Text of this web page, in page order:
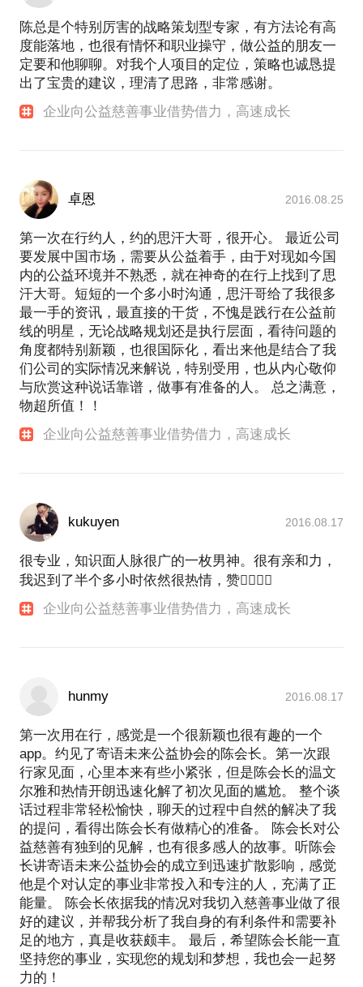
陈总是个特别厉害的战略策划型专家，有方法论有高
度能落地，也很有情怀和职业操守，做公益的朋友一
定要和他聊聊。对我个人项目的定位，策略也诚恳提
出了宝贵的建议，理清了思路，非常感谢。
企业向公益慈善事业借势借力，高速成长
卓恩 2016.08.25
第一次在行约人，约的思汗大哥，很开心。 最近公司
要发展中国市场，需要从公益着手，由于对现如今国
内的公益环境并不熟悉，就在神奇的在行上找到了思
汗大哥。短短的一个多小时沟通，思汗哥给了我很多
最一手的资讯，最直接的干货，不愧是践行在公益前
线的明星，无论战略规划还是执行层面，看待问题的
角度都特别新颖，也很国际化，看出来他是结合了我
们公司的实际情况来解说，特别受用，也从内心敬仰
与欣赏这种说话靠谱，做事有准备的人。 总之满意，
物超所值！！
企业向公益慈善事业借势借力，高速成长
kukuyen 2016.08.17
很专业，知识面人脉很广的一枚男神。很有亲和力，
我迟到了半个多小时依然很热情，赞👍🏻👍🏻
企业向公益慈善事业借势借力，高速成长
hunmy 2016.08.17
第一次用在行，感觉是一个很新颖也很有趣的一个
app。约见了寄语未来公益协会的陈会长。第一次跟
行家见面，心里本来有些小紧张，但是陈会长的温文
尔雅和热情开朗迅速化解了初次见面的尴尬。 整个谈
话过程非常轻松愉快，聊天的过程中自然的解决了我
的提问，看得出陈会长有做精心的准备。 陈会长对公
益慈善有独到的见解，也有很多感人的故事。听陈会
长讲寄语未来公益协会的成立到迅速扩散影响，感觉
他是个对认定的事业非常投入和专注的人，充满了正
能量。 陈会长依据我的情况对我切入慈善事业做了很
好的建议，并帮我分析了我自身的有利条件和需要补
足的地方，真是收获颇丰。 最后，希望陈会长能一直
坚持您的事业，实现您的规划和梦想，我也会一起努
力的！